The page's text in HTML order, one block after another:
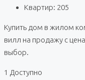
Квартир: 205
Купить дом в жилом
вилл на продажу с
выбор.
1 Доступно